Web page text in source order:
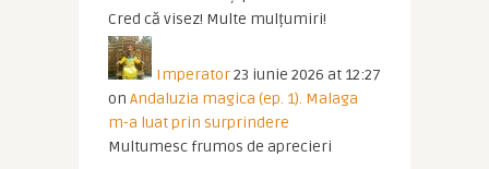
Cred că visez! Multe mulțumiri!
Imperator23 iunie 2026 at 12:27
on Andaluzia magica (ep. 1). Malaga
m-a luat prin surprindere
Multumesc frumos de aprecieri